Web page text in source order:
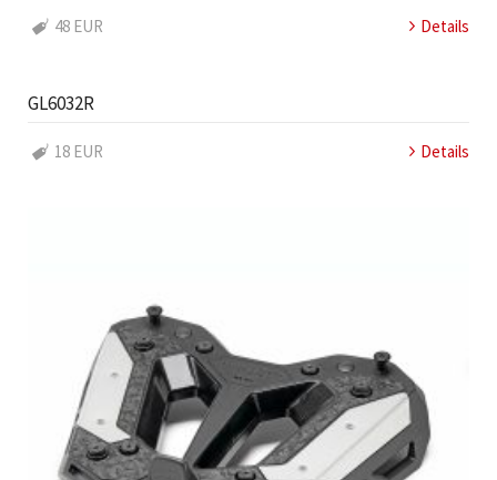
48 EUR Details
GL6032R
18 EUR Details